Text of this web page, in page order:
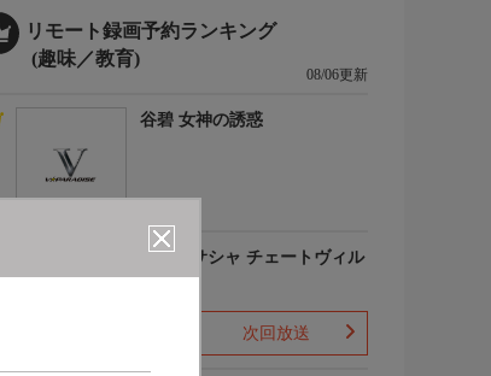
リモート録画予約ランキング
(趣味／教育)
08/06更新
谷碧 女神の誘惑
百合川サシャ チェートヴィル
次回放送